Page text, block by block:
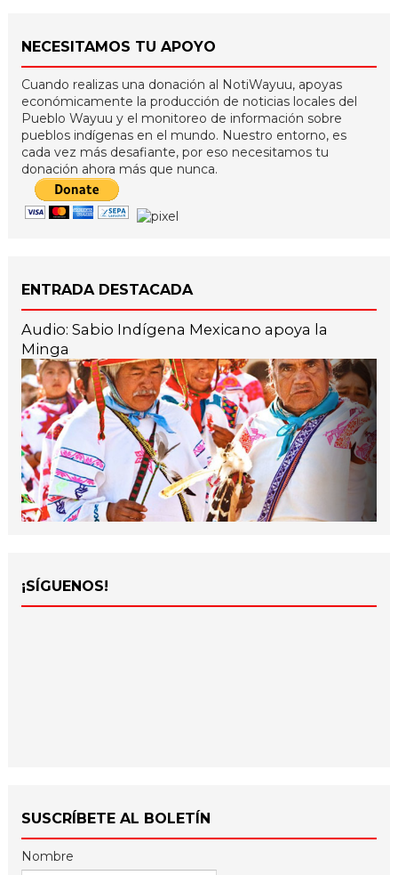
NECESITAMOS TU APOYO
Cuando realizas una donación al NotiWayuu, apoyas
económicamente la producción de noticias locales del
Pueblo Wayuu y el monitoreo de información sobre
pueblos indígenas en el mundo. Nuestro entorno, es
cada vez más desafiante, por eso necesitamos tu
donación ahora más que nunca.
ENTRADA DESTACADA
Audio: Sabio Indígena Mexicano apoya la
Minga
¡SÍGUENOS!
SUSCRÍBETE AL BOLETÍN
Nombre